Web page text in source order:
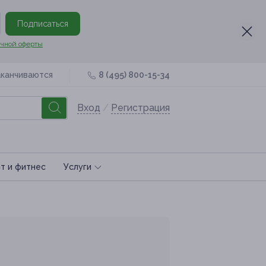
Подписаться
оферты
8 (495) 800-15-34
Вход / Регистрация
и фитнес Услуги